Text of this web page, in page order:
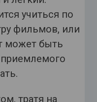
учиться по
фильмов, или
может быть